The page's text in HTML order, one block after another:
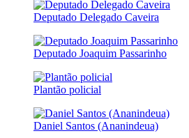
Deputado Delegado Caveira
Deputado Joaquim Passarinho
Plantão policial
Daniel Santos (Ananindeua)